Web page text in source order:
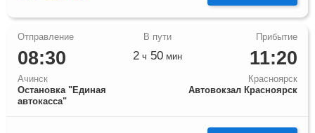
08:30
Ачинск
Остановка "Единая
автокасса"
11:20
Красноярск
Автовокзал Красноярск
2 ч 50 мин